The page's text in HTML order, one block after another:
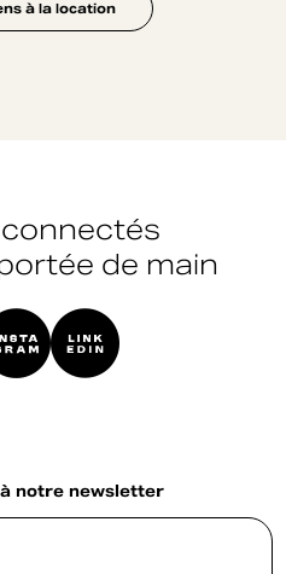
à la location
de main
notre newsletter